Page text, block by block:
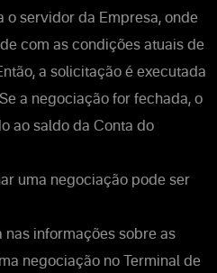
o servidor da Empresa, onde
com as condições atuais de
a solicitação é executada
a negociação for fechada, o
ao saldo da Conta do
uma negociação pode ser
informações sobre as
negociação no Terminal de